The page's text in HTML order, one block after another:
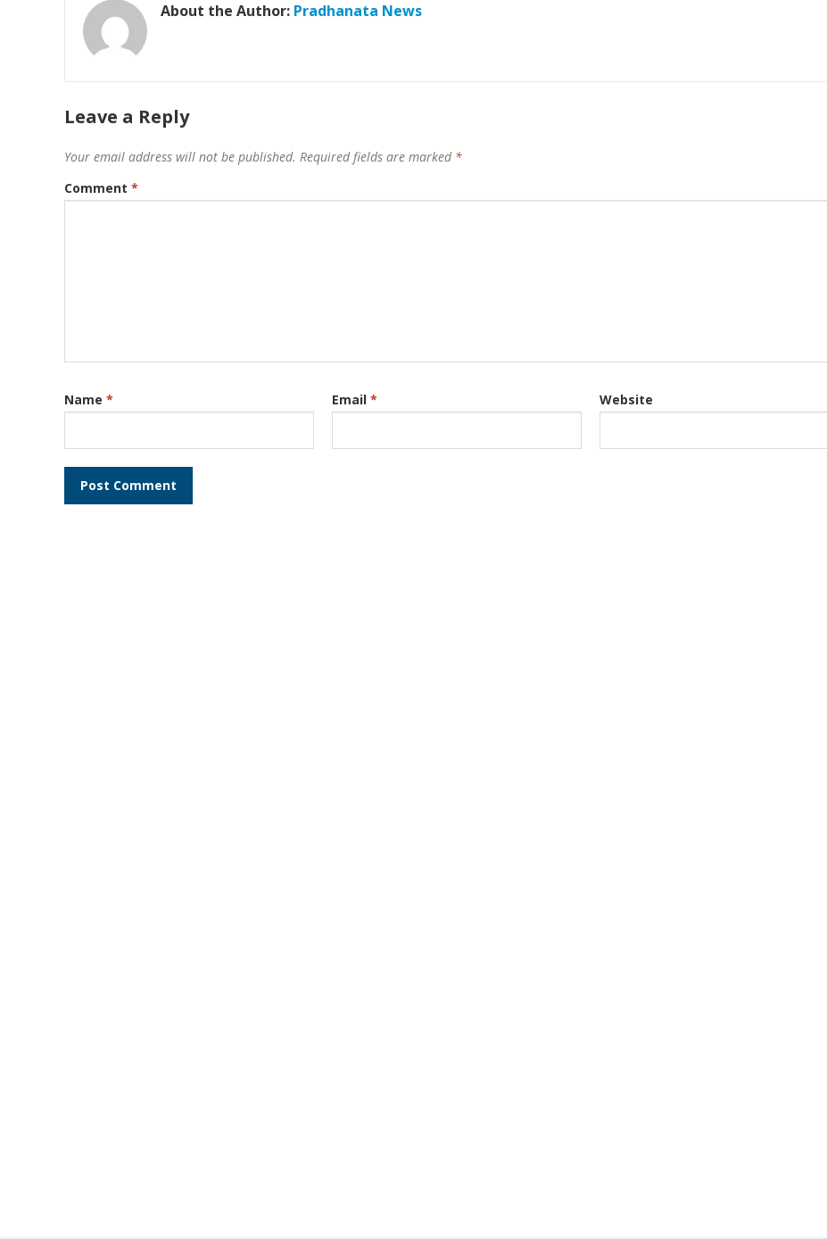
About the Author: Pradhanata News
Leave a Reply
Your email address will not be published. Required fields are marked *
Comment *
Name * Email * Website